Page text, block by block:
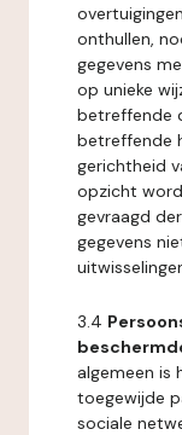
onthullen,
gegevens
op unieke
betreffende
betreffende
gerichtheid
opzicht
gevraagd
gegevens
3.4
algemeen is
toegewijde
sociale